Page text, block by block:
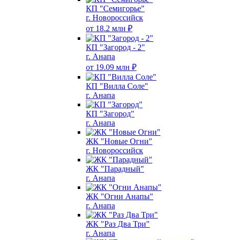
КП "Семигорье"
г. Новороссийск
от 18.2 млн ₽
КП "Загород - 2"
г. Анапа
от 19.09 млн ₽
КП "Вилла Соле"
г. Анапа
КП "Загород"
г. Анапа
ЖК "Новые Огни"
г. Новороссийск
ЖК "Парадный"
г. Анапа
ЖК "Огни Анапы"
г. Анапа
ЖК "Раз Два Три"
г. Анапа